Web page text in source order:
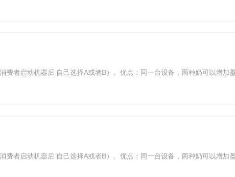
费者启动机器后 自己选择A或者B）。优点：同一台设备，两种奶可以增加
费者启动机器后 自己选择A或者B）。优点：同一台设备，两种奶可以增加